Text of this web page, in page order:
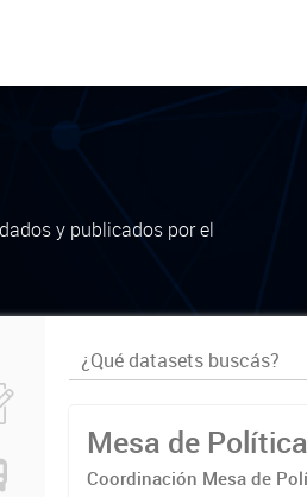
y publicados por el
Mesa de
Coordinación Mesa de